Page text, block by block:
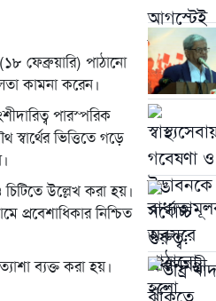
ফেব্রুয়ারি) পাঠানো
কামনা করেন।
পারস্পরিক
ভিত্তিতে গড়ে
উল্লেখ করা হয়।
প্রবেশাধিকার নিশ্চিত
ব্যক্ত করা হয়।